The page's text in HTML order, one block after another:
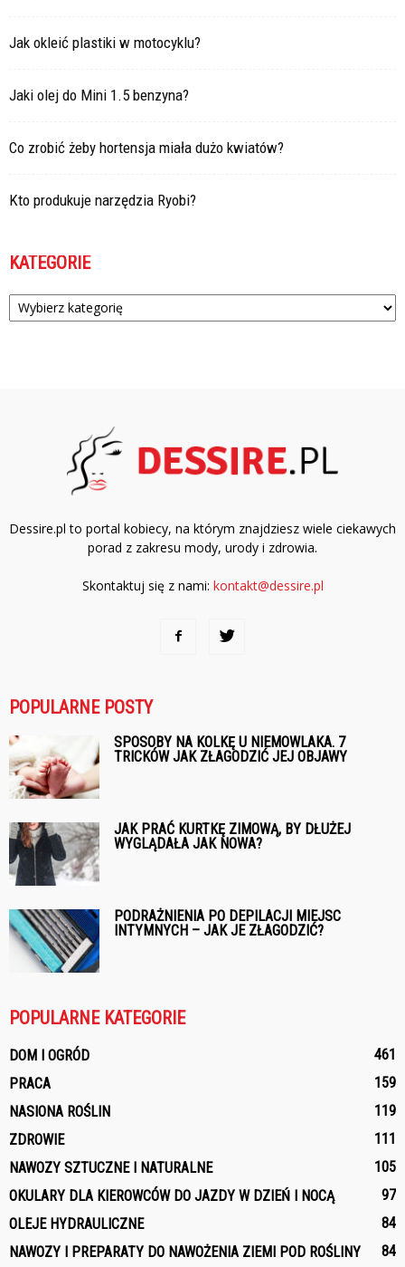
Jak okleić plastiki w motocyklu?
Jaki olej do Mini 1.5 benzyna?
Co zrobić żeby hortensja miała dużo kwiatów?
Kto produkuje narzędzia Ryobi?
KATEGORIE
Kategorie
Dessire.pl to portal kobiecy, na którym znajdziesz wiele ciekawych
porad z zakresu mody, urody i zdrowia.
Skontaktuj się z nami: kontakt@dessire.pl
POPULARNE POSTY
SPOSOBY NA KOLKĘ U NIEMOWLAKA. 7
TRICKÓW JAK ZŁAGODZIĆ JEJ OBJAWY
JAK PRAĆ KURTKĘ ZIMOWĄ, BY DŁUŻEJ
WYGLĄDAŁA JAK NOWA?
PODRAŻNIENIA PO DEPILACJI MIEJSC
INTYMNYCH – JAK JE ZŁAGODZIĆ?
POPULARNE KATEGORIE
DOM I OGRÓD
461
PRACA
159
NASIONA ROŚLIN
119
ZDROWIE
111
NAWOZY SZTUCZNE I NATURALNE
105
OKULARY DLA KIEROWCÓW DO JAZDY W DZIEŃ I NOCĄ
97
OLEJE HYDRAULICZNE
84
NAWOZY I PREPARATY DO NAWOŻENIA ZIEMI POD ROŚLINY
84